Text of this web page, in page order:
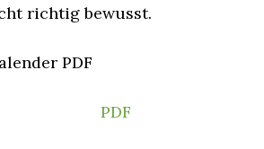
richtig bewusst.
PDF